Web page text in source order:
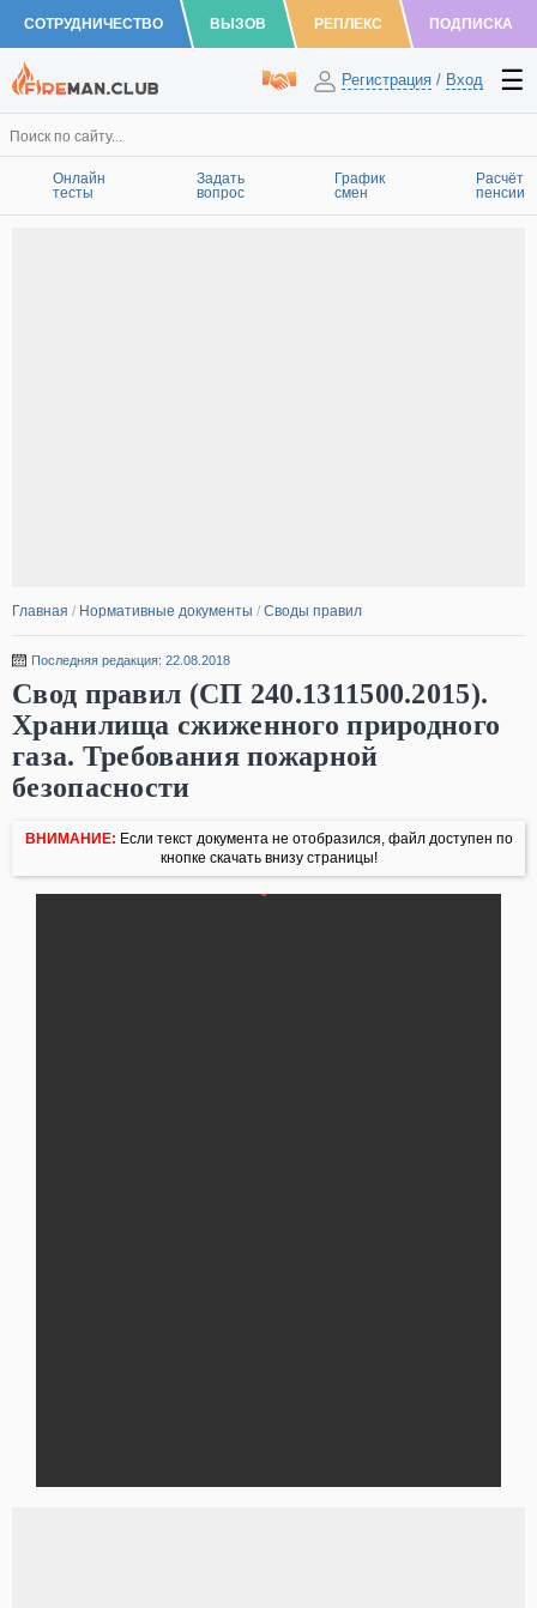
СОТРУДНИЧЕСТВО ВЫЗОВ РЕПЛЕКС ПОДПИСКА
Регистрация / Вход
Онлайн
тесты
Задать
вопрос
График
смен
Расчёт
пенсии
Главная / Нормативные документы / Своды правил
Последняя редакция: 22.08.2018
Свод правил (СП 240.1311500.2015).
Хранилища сжиженного природного
газа. Требования пожарной
безопасности
ВНИМАНИЕ: Если текст документа не отобразился, файл доступен по
кнопке скачать внизу страницы!